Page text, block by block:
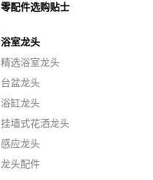
零配件选购贴士
浴室龙头
精选浴室龙头
台盆龙头
浴缸龙头
挂墙式花洒龙头
感应龙头
龙头配件